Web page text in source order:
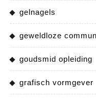
gelnagels
geweldloze
goudsmid opleiding
grafisch vormgever